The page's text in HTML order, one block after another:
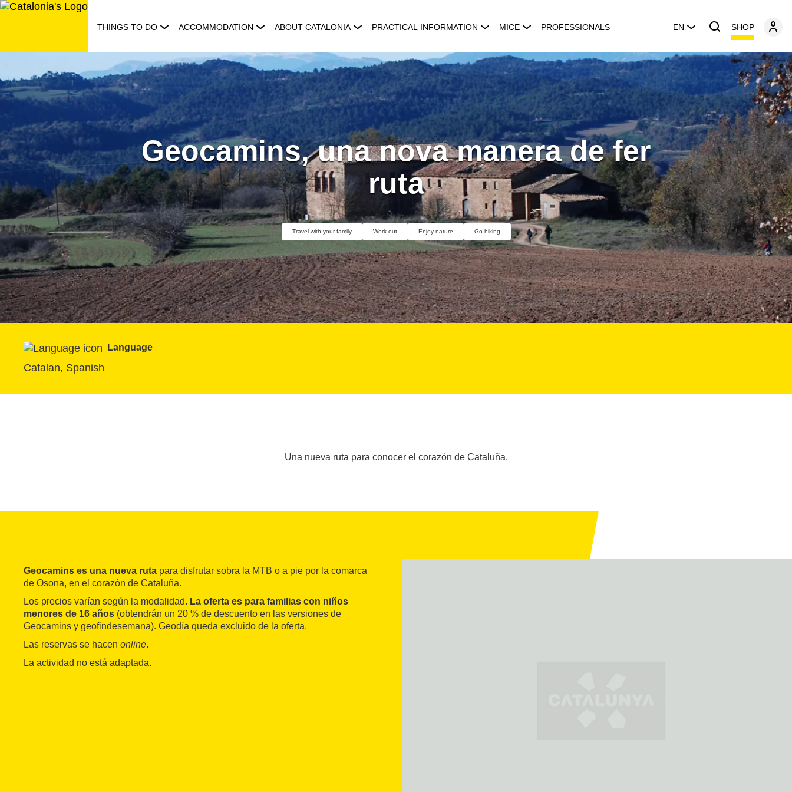
Skip
THINGS TO DO ACCOMMODATION ABOUT CATALONIA PRACTICAL INFORMATION MICE PROFESSIONALS EN SHOP
Geocamins, una nova manera de fer
ruta
Travel with your family Work out Enjoy nature Go hiking
Language
Catalan, Spanish
Una nueva ruta para conocer el corazón de Cataluña.
Geocamins es una nueva ruta para disfrutar sobra la MTB o a pie por la comarca
de Osona, en el corazón de Cataluña.
Los precios varían según la modalidad. La oferta es para familias con niños
menores de 16 años (obtendrán un 20 % de descuento en las versiones de
Geocamins y geofindesemana). Geodía queda excluido de la oferta.
Las reservas se hacen online.
La actividad no está adaptada.